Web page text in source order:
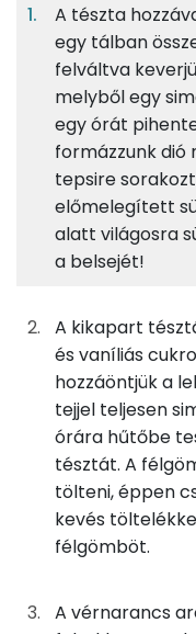
Tészta
88gfinomliszt
25g tej
25g
sertészsír
38g porcukor
2gsütőpor
1g vaníliás
0g só
Töltelék
13g
1g
7%
Fehérje
TOP ásványi
Foszfor
Kálcium
Nátrium
Szelén
TOP vitaminok
Kolin:
Niacin - B3
C vitamin:
A tészta
egy tálban
felváltva
melyből egy
egy órát
formázzunk dió
tepsire
előmelegített
alatt világosra
a belsejét!
A kikapart
és vaníliás
hozzáöntjük a
tejjel teljesen
órára hűtőbe
tésztát. A
tölteni, éppen
kevés
félgömböt.
A vérnarancs